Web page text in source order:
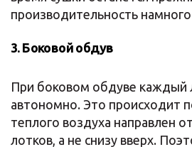
производительность
3. Боковой обдув
При боковом обдуве каждый
автономно. Это происходит
теплого воздуха направлен
лотков, а не снизу вверх.